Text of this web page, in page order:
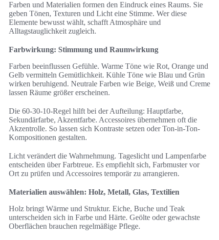
Farben und Materialien formen den Eindruck eines Raums. Sie
geben Tönen, Texturen und Licht eine Stimme. Wer diese
Elemente bewusst wählt, schafft Atmosphäre und
Alltagstauglichkeit zugleich.
Farbwirkung: Stimmung und Raumwirkung
Farben beeinflussen Gefühle. Warme Töne wie Rot, Orange und
Gelb vermitteln Gemütlichkeit. Kühle Töne wie Blau und Grün
wirken beruhigend. Neutrale Farben wie Beige, Weiß und Creme
lassen Räume größer erscheinen.
Die 60-30-10-Regel hilft bei der Aufteilung: Hauptfarbe,
Sekundärfarbe, Akzentfarbe. Accessoires übernehmen oft die
Akzentrolle. So lassen sich Kontraste setzen oder Ton-in-Ton-
Kompositionen gestalten.
Licht verändert die Wahrnehmung. Tageslicht und Lampenfarbe
entscheiden über Farbtreue. Es empfiehlt sich, Farbmuster vor
Ort zu prüfen und Accessoires temporär zu arrangieren.
Materialien auswählen: Holz, Metall, Glas, Textilien
Holz bringt Wärme und Struktur. Eiche, Buche und Teak
unterscheiden sich in Farbe und Härte. Geölte oder gewachste
Oberflächen brauchen regelmäßige Pflege.